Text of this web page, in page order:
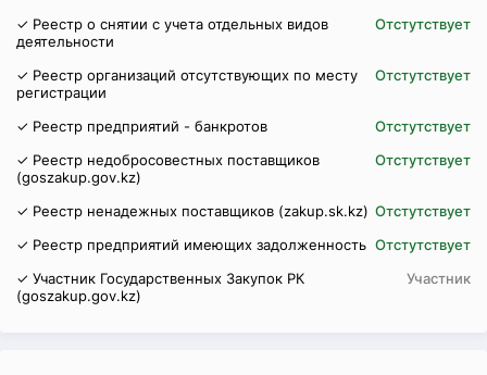
✓ Реестр о снятии с учета отдельных видов
деятельности
Отстутствует
✓ Реестр организаций отсутствующих по месту
регистрации
Отстутствует
✓ Реестр предприятий - банкротов
Отстутствует
✓ Реестр недобросовестных поставщиков
(goszakup.gov.kz)
Отстутствует
✓ Реестр ненадежных поставщиков (zakup.sk.kz) Отстутствует
✓ Реестр предприятий имеющих задолженность Отстутствует
✓ Участник Государственных Закупок РК
(goszakup.gov.kz)
Участник